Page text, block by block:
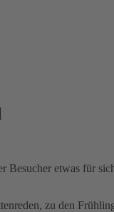
Besucher etwas für
zu den